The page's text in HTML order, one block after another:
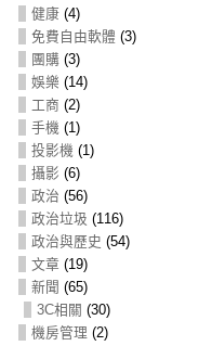
健康(4)
免費自由軟體 (3)
團購(3)
娛樂 (14)
工商 (2)
手機 (1)
投影機 (1)
攝影 (6)
政治 (56)
政治垃圾 (116)
政治與歷史 (54)
文章 (19)
新聞 (65)
3C相關 (30)
機房管理 (2)